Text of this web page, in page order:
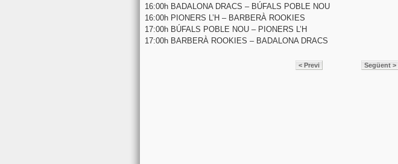
16:00h BADALONA DRACS – BÚFALS POBLE NOU
16:00h PIONERS L’H – BARBERÀ ROOKIES
17:00h BÚFALS POBLE NOU – PIONERS L’H
17:00h BARBERÀ ROOKIES – BADALONA DRACS
< Previ Següent >